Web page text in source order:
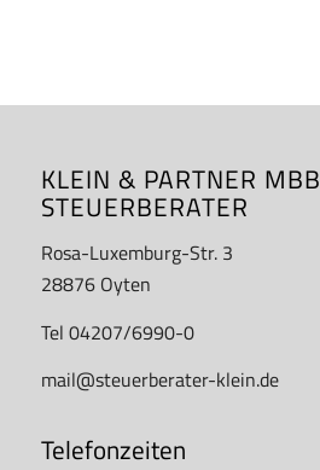
KLEIN & PARTNER MBB
STEUERBERATER
Rosa-Luxemburg-Str. 3
28876 Oyten
Tel 04207/6990-0
mail@steuerberater-klein.de
Telefonzeiten